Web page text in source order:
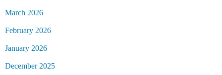
March 2026
February 2026
January 2026
December 2025